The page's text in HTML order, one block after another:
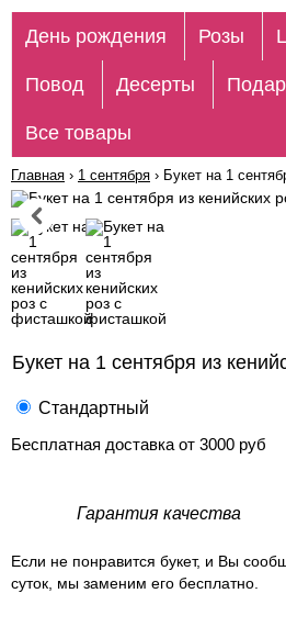
День рождения Розы
Повод Десерты
Все товары
Главная › 1 сентября › Букет на 1
Букет на 1 сентября из
Стандартный
Бесплатная доставка от 3000 руб
Гарантия качества
Если не понравится букет, и Вы
суток, мы заменим его бесплатно.